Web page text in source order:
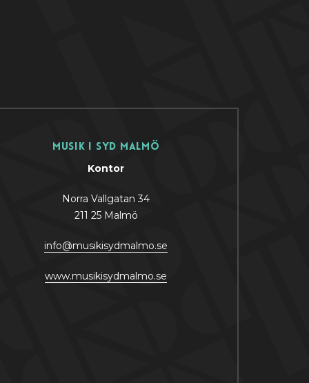
Musik i Syd Malmö
Kontor
Norra Vallgatan 34
211 25 Malmö
info@musikisydmalmo.se
www.musikisydmalmo.se